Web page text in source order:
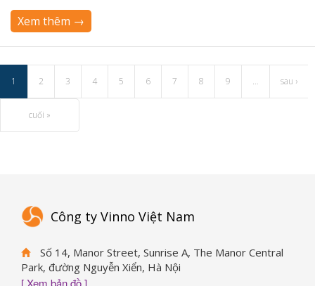
Xem thêm →
1 2 3 4 5 6 7 8 9 … sau ›
cuối »
Công ty Vinno Việt Nam
Số 14, Manor Street, Sunrise A, The Manor Central
Park, đường Nguyễn Xiển, Hà Nội
[ Xem bản đồ ]